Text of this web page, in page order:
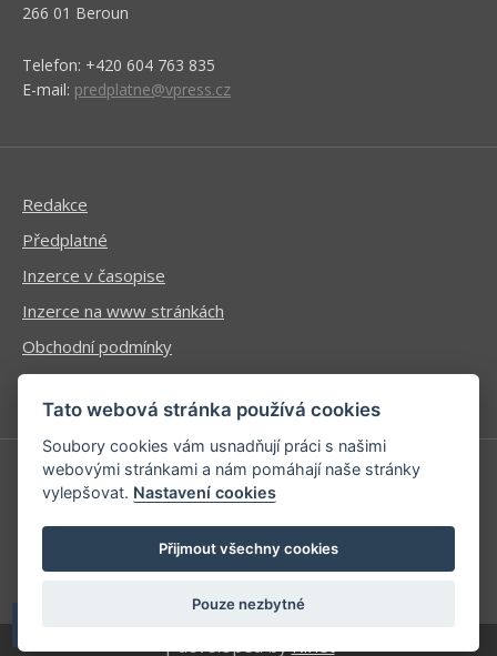
266 01 Beroun
Telefon: +420 604 763 835
E-mail: predplatne@vpress.cz
Redakce
Předplatné
Inzerce v časopise
Inzerce na www stránkách
Obchodní podmínky
Ochrana osobních údajů
Příhlášení | Registrace
Kontaktní informace
Mapa stránek
| developed byKinet
Tato webová stránka používá cookies
Soubory cookies vám usnadňují práci s našimi
webovými stránkami a nám pomáhají naše stránky
vylepšovat. Nastavení cookies
Přijmout všechny cookies
Pouze nezbytné